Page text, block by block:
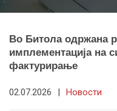
Во Битола одржана
имплементација на
фактурирање
02.07.2026 | Новости